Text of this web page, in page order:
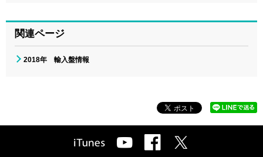
関連ページ
2018年 輸入盤情報